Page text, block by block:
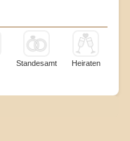
Standesamt Heiraten